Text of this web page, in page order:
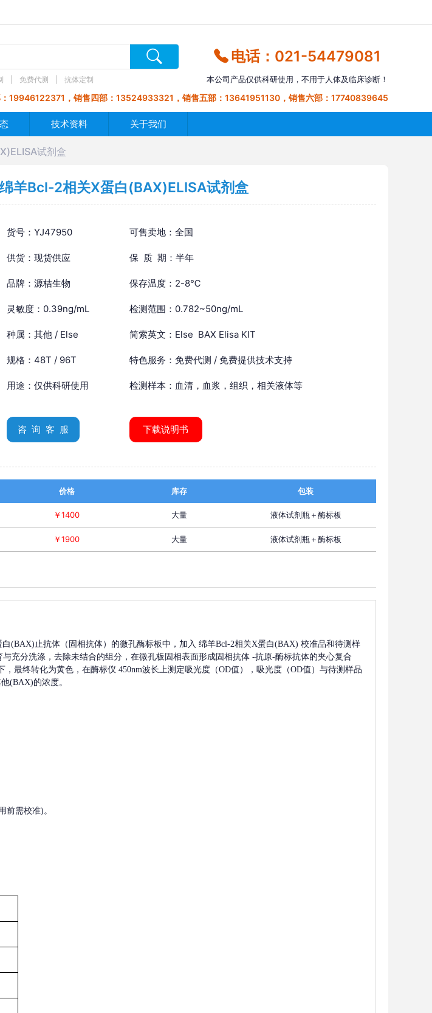
免费代测 抗体定制
电话：021-54479081
本公司产品仅供科研使用，不用于人体及临床诊断！
19946122371，销售四部：13524933321，销售五部：13641951130，销售六部：17740839645
技术资料 关于我们
试剂盒
绵羊Bcl-2相关X蛋白(BAX)ELISA试剂盒
货号：YJ47950 可售卖地：全国
供货：现货供应 保 质 期：半年
品牌：源桔生物 保存温度：2-8℃
灵敏度：0.39ng/mL 检测范围：0.782~50ng/mL
种属：其他 / Else 简索英文：Else BAX Elisa KIT
规格：48T / 96T 特色服务：免费代测 / 免费提供技术支持
用途：仅供科研使用 检测样本：血清，血浆，组织，相关液体等
咨 询 客 服 下载说明书
价格 库存 包装
￥1400 大量 液体试剂瓶＋酶标板
￥1900 大量 液体试剂瓶＋酶标板
白(BAX)止抗体（固相抗体）的微孔酶标板中，加入 绵羊Bcl-2相关X蛋白(BAX) 校准品和待测样
与充分洗涤，去除未结合的组分，在微孔板固相表面形成固相抗体 -抗原-酶标抗体的夹心复合
最终转化为黄色，在酶标仪 450nm波长上测定吸光度（OD值），吸光度（OD值）与待测样品
(BAX)的浓度。
前需校准)。